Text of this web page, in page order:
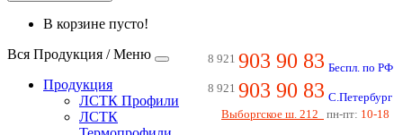
В корзине пусто!
8 921 903 90 83 Беспл. по РФ
8 921 903 90 83 С.Петербург
Выборгское ш. 212
пн-пт: 10-18
Вся Продукция / Меню
Продукция
ЛСТК Профили
ЛСТК